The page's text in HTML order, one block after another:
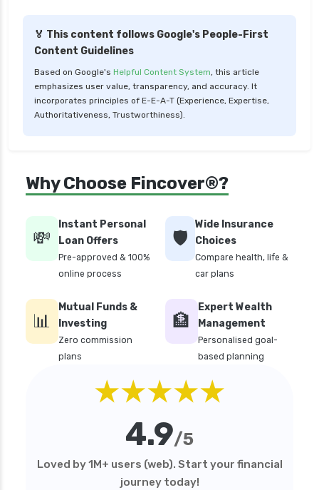
🏅 This content follows Google's People-First
Content Guidelines
Based on Google's Helpful Content System, this article
emphasizes user value, transparency, and accuracy. It
incorporates principles of E-E-A-T (Experience, Expertise,
Authoritativeness, Trustworthiness).
Why Choose Fincover®?
💸
Instant Personal
Loan Offers
Pre-approved & 100%
online process
🛡️
Wide Insurance
Choices
Compare health, life &
car plans
📊
Mutual Funds &
Investing
Zero commission
plans
🏦
Expert Wealth
Management
Personalised goal-
based planning
★★★★★
4.9/5
Loved by 1M+ users (web). Start your financial
journey today!